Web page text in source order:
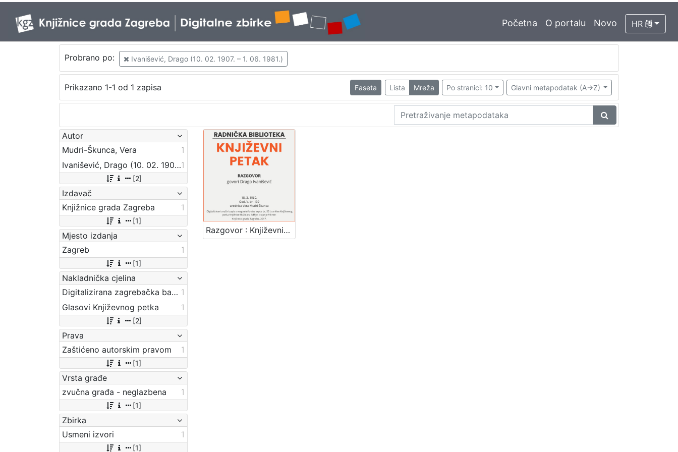
Početna O portalu Novo HR
Probrano po: Ivanišević, Drago (10. 02. 1907. – 1. 06. 1981.)
Prikazano 1-1 od 1 zapisa Faseta Lista Mreža Po stranici: 10 Glavni metapodatak (A->Z)
Autor
Mudri-Škunca, Vera
1
Ivanišević, Drago (10. 02. 1907. – 1. 06. 1981.)1
[2]
Izdavač
Knjižnice grada Zagreba
1
[1]
Mjesto izdanja
Zagreb
1
[1]
Nakladnička cjelina
Digitalizirana zagrebačka baština 1
Glasovi Književnog petka
1
[2]
Prava
Zaštićeno autorskim pravom
1
[1]
Vrsta građe
zvučna građa - neglazbena
1
[1]
Zbirka
Usmeni izvori
1
[1]
Razgovor : Književni petak, 18. 3. 1960., Radnički dom / govori Drago Ivanišević ; urednica Vera Mudri-Škunca